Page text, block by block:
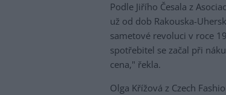
Podle Jiřího Česala z
už od dob Rakouska-
sametové revoluci v roce
spotřebitel se začal při
cena," řekla.
Olga Křížová z Czech